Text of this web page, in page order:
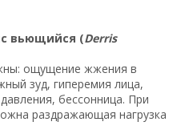
вьющийся (Derris
ощущение жжения в
зуд, гиперемия лица,
бессонница. При
раздражающая нагрузка